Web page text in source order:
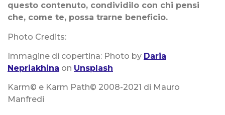
questo contenuto, condividilo con chi pensi
che, come te, possa trarne beneficio.
Photo Credits:
Immagine di copertina: Photo by Daria
Nepriakhina on Unsplash
Karm©️ e Karm Path©️ 2008-2021 di Mauro
Manfredi